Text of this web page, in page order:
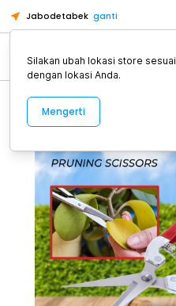
Jabodetabek ganti
Alat Kopi
Silakan ubah lokasi store sesuai
dengan lokasi Anda.
Mengerti